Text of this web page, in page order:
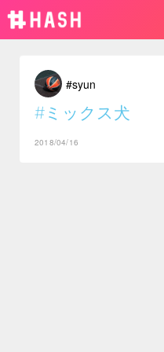
#syun
#ミックス犬
2018/04/16